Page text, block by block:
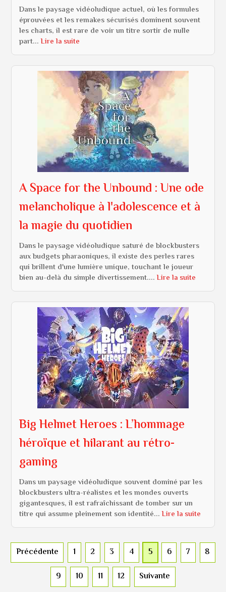
Dans le paysage vidéoludique actuel, où les formules
éprouvées et les remakes sécurisés dominent souvent
les charts, il est rare de voir un titre sortir de nulle
part...Lire la suite
A Space for the Unbound : Une ode
melancholique à l'adolescence et à
la magie du quotidien
Dans le paysage vidéoludique saturé de blockbusters
aux budgets pharaoniques, il existe des perles rares
qui brillent d'une lumière unique, touchant le joueur
bien au-delà du simple divertissement....Lire la suite
Big Helmet Heroes : L’hommage
héroïque et hilarant au rétro-
gaming
Dans un paysage vidéoludique souvent dominé par les
blockbusters ultra-réalistes et les mondes ouverts
gigantesques, il est rafraîchissant de tomber sur un
titre qui assume pleinement son identité...Lire la suite
Précédente 1 2 3 4 5 6 7
8
9
10 11 12 Suivante